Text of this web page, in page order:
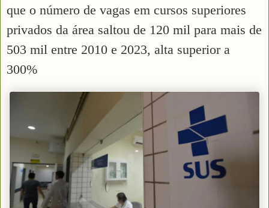
que o número de vagas em cursos superiores
privados da área saltou de 120 mil para mais de
503 mil entre 2010 e 2023, alta superior a
300%